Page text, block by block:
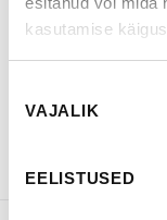
kasutamise
valik
VAJALIK
EELISTUSED
VAATA